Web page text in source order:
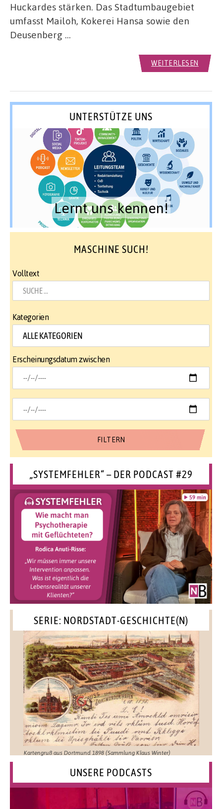
Huckardes stärken. Das Stadtumbaugebiet
umfasst Mailoh, Kokerei Hansa sowie den
Deusenberg …
WEITERLESEN
UNTERSTÜTZE UNS
Lernt uns kennen!
MASCHINE SUCH!
Volltext
Kategorien
Erscheinungsdatum zwischen
„SYSTEMFEHLER“ – DER PODCAST #29
SERIE: NORDSTADT-GESCHICHTE(N)
Kartengruß aus Dortmund 1898 (Sammlung Klaus Winter)
UNSERE PODCASTS